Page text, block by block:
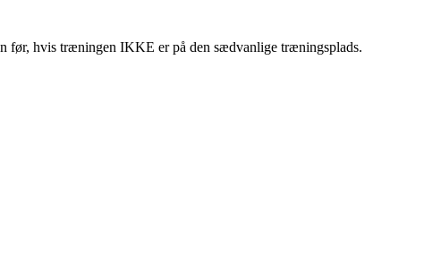
før, hvis træningen IKKE er på den sædvanlige træningsplads.